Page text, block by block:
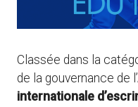
Classée dans la
de la gouvernance de
internationale